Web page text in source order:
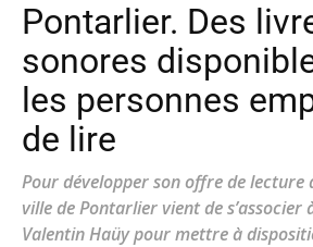
Pontarlier. Des
sonores
les personnes
de lire
Pour développer son offre de lecture
ville de Pontarlier vient de s’associer
Valentin Haüy pour mettre à